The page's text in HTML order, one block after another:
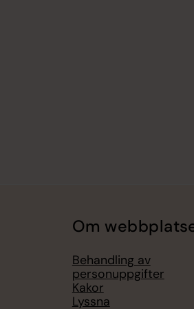
Om
Behandling av
personuppgifter
Kakor
Lyssna